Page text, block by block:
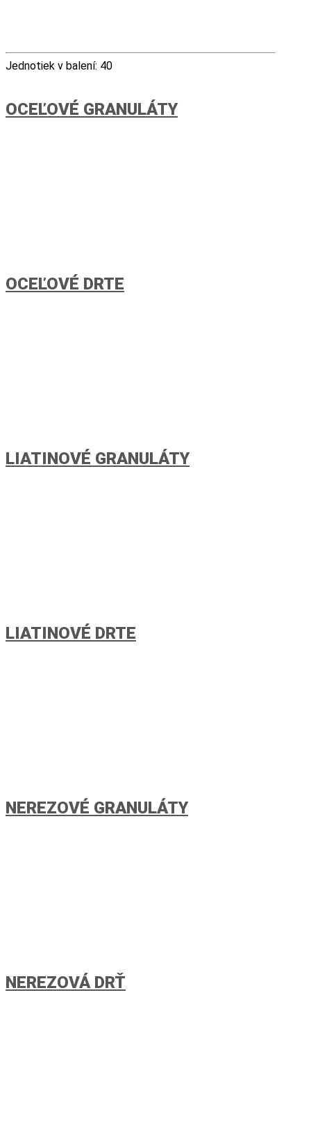
Jednotiek v balení: 40
OCEĽOVÉ GRANULÁTY
OCEĽOVÉ DRTE
LIATINOVÉ GRANULÁTY
LIATINOVÉ DRTE
NEREZOVÉ GRANULÁTY
NEREZOVÁ DRŤ